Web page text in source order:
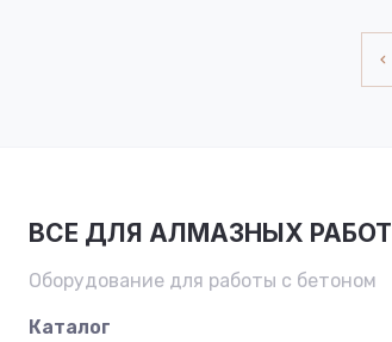
ВСЕ ДЛЯ АЛМАЗНЫХ РАБОТ
Оборудование для работы с бетоном
Каталог